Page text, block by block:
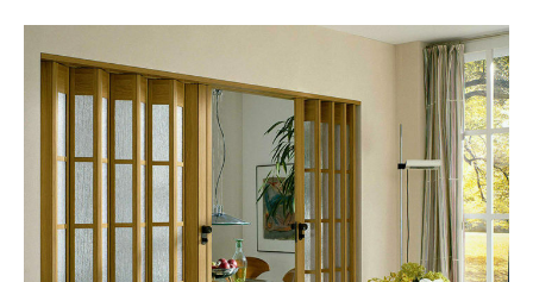
+7 958 581 3200
В КАТАЛОГ
Яндекс отзывы